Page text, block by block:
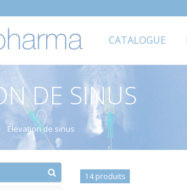
CATALOGUE
DE SINUS
Elévation de sinus
14 produits